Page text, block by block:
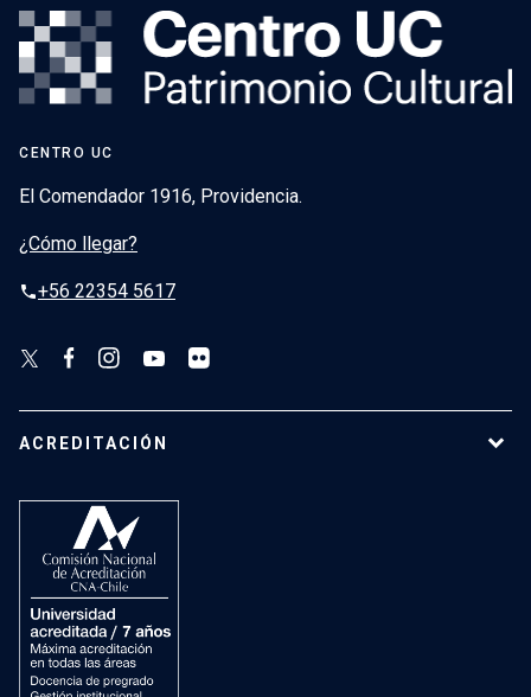
CENTRO UC
El Comendador 1916, Providencia.
¿Cómo llegar?
phone+56 22354 5617
ACREDITACIÓN